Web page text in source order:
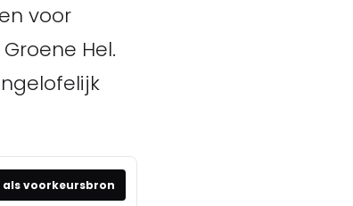
voor
Hel.
als voorkeursbron